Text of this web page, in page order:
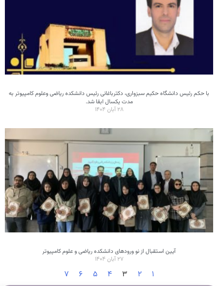
با حکم رئیس دانشگاه حکیم سبزواری، دکترباغانی رئیس دانشکده ریاضی وعلوم کامپیوتر به
مدت یکسال ابقا شد.
۲۸ آبان ۱۴۰۴
آیین استقبال از نو ورودهای دانشکده ریاضی و علوم کامپیوتر
۲۷ آبان ۱۴۰۴
۱ ۲ ۳ ۴ ۵ ۶ ۷